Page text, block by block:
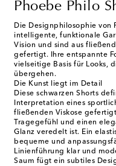
Phoebe Philo
Die Designphilosophie von
intelligente, funktionale
Vision und sind aus
gefertigt. Ihre entspannte
vielseitige Basis für Looks,
übergehen.
Die Kunst liegt im Detail
Diese schwarzen Shorts
Interpretation eines
fließenden Viskose
Tragegefühl und einen
Glanz veredelt ist. Ein
bequeme und
Linienführung klar und
Saum fügt ein subtiles